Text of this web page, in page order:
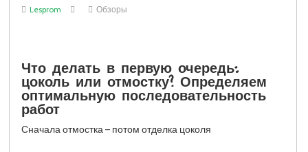
Lesprom Обзоры
Что делать в первую очередь:
цоколь или отмостку? Определяем
оптимальную последовательность
работ
Сначала отмостка – потом отделка цоколя